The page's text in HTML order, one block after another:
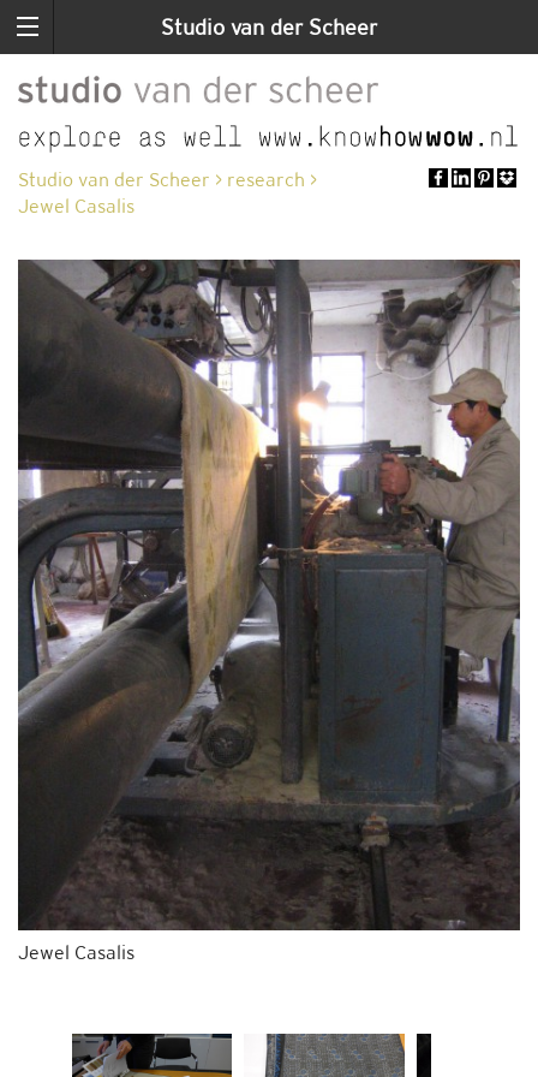
Studio van der Scheer
Studio van der Scheer > research >
Jewel Casalis
Jewel Casalis